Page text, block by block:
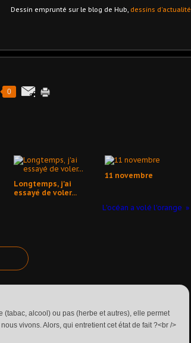
Dessin emprunté sur le blog de Hub, dessins d'actualité
0
Longtemps, j'ai
essayé de voler...
11 novembre
L'océan a volé l'orange
(tabac, alcool) ou pas (herbe et autres), elle permet
vivons. Alors, qui entretient cet état de fait ?<br />